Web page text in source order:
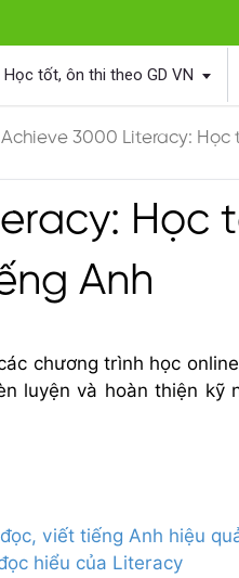
Học tốt, ôn thi theo GD VN
Achieve 3000 Literacy: Học
Học
Anh
chương trình học
luyện và hoàn thiện kỹ
viết tiếng Anh hiệu
hiểu của Literacy